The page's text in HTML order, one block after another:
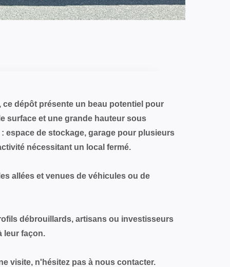
ce dépôt présente un beau potentiel pour
surface et une grande hauteur sous
espace de stockage, garage pour plusieurs
nécessitant un local fermé.
allées et venues de véhicules ou de
débrouillards, artisans ou investisseurs
leur façon.
visite, n'hésitez pas à nous contacter.